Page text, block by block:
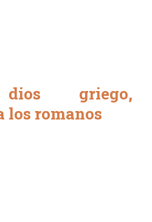
dios griego,
los romanos